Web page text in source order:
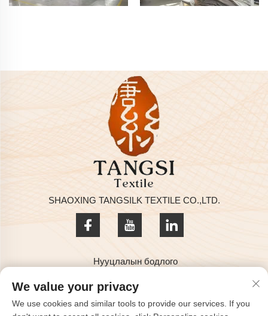
SHAOXING TANGSILK TEXTILE CO.,LTD.
Нууцлалын бодлого
Бүх эрхийг SHAOXING TANGSILK TEXTILE CO.,LTD компани
эдлэнэ. © 2025 он.
Биднитай холбогдох
We value your privacy
We use cookies and similar tools to provide our services. If you